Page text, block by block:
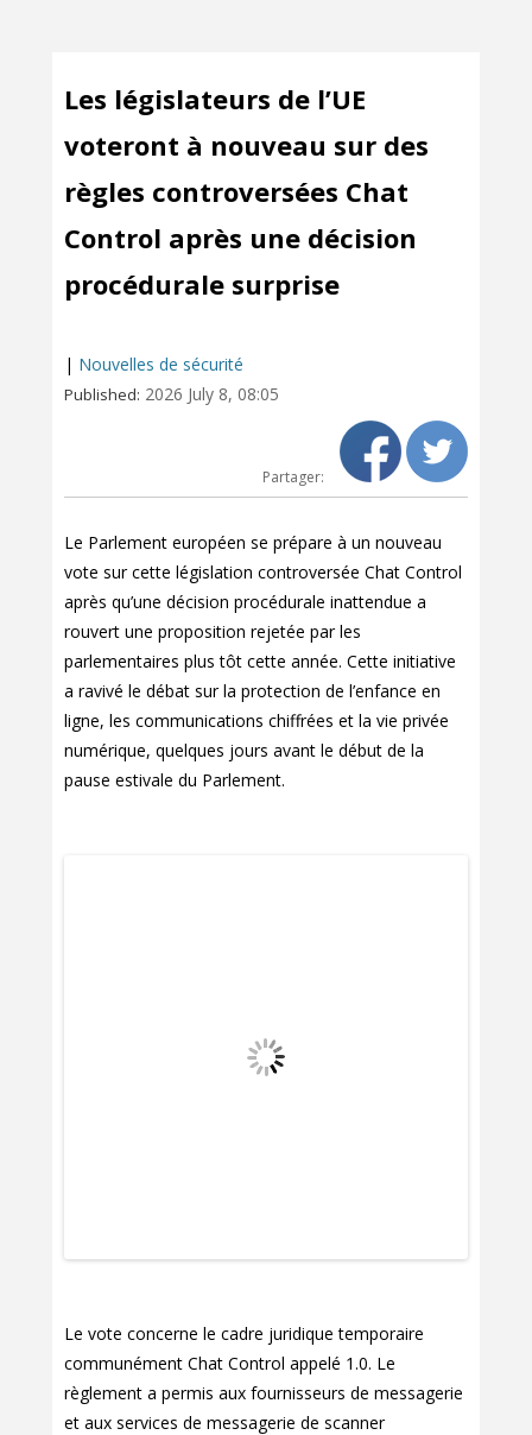
Les législateurs de l’UE
voteront à nouveau sur des
règles controversées Chat
Control après une décision
procédurale surprise
| Nouvelles de sécurité
Published: 2026 July 8, 08:05
Partager:
Le Parlement européen se prépare à un nouveau
vote sur cette législation controversée Chat Control
après qu’une décision procédurale inattendue a
rouvert une proposition rejetée par les
parlementaires plus tôt cette année. Cette initiative
a ravivé le débat sur la protection de l’enfance en
ligne, les communications chiffrées et la vie privée
numérique, quelques jours avant le début de la
pause estivale du Parlement.
Le vote concerne le cadre juridique temporaire
communément Chat Control appelé 1.0. Le
règlement a permis aux fournisseurs de messagerie
et aux services de messagerie de scanner